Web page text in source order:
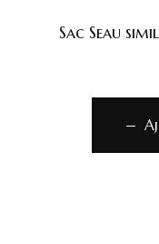
Sac Seau